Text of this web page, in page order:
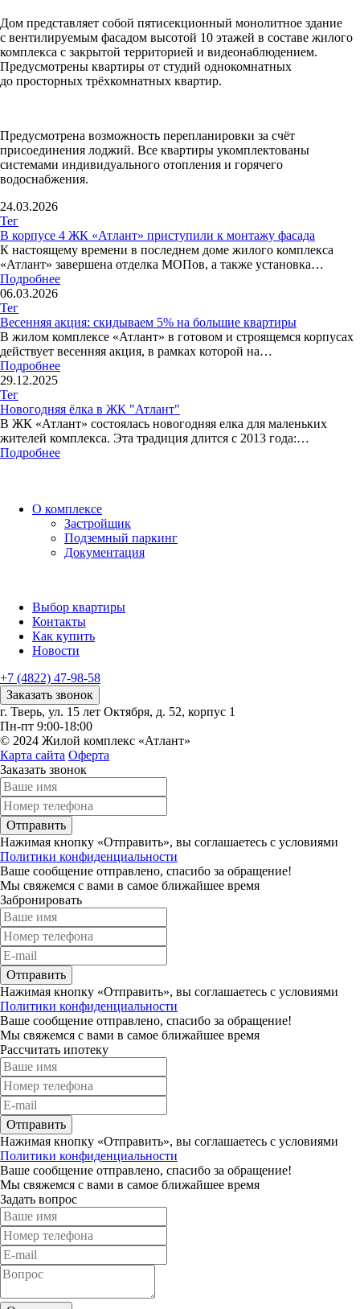
Дом представляет собой пятисекционный монолитное здание
с вентилируемым фасадом высотой 10 этажей в составе жилого
комплекса с закрытой территорией и видеонаблюдением.
Предусмотрены квартиры от студий однокомнатных
до просторных трёхкомнатных квартир.
Предусмотрена возможность перепланировки за счёт
присоединения лоджий. Все квартиры укомплектованы
системами индивидуального отопления и горячего
водоснабжения.
24.03.2026
Тег
В корпусе 4 ЖК «Атлант» приступили к монтажу фасада
К настоящему времени в последнем доме жилого комплекса
«Атлант» завершена отделка МОПов, а также установка…
Подробнее
06.03.2026
Тег
Весенняя акция: скидываем 5% на большие квартиры
В жилом комплексе «Атлант» в готовом и строящемся корпусах
действует весенняя акция, в рамках которой на…
Подробнее
29.12.2025
Тег
Новогодняя ёлка в ЖК "Атлант"
В ЖК «Атлант» состоялась новогодняя елка для маленьких
жителей комплекса. Эта традиция длится с 2013 года:…
Подробнее
О комплексе
Застройщик
Подземный паркинг
Документация
Выбор квартиры
Контакты
Как купить
Новости
+7 (4822) 47-98-58
Заказать звонок
г. Тверь, ул. 15 лет Октября, д. 52, корпус 1
Пн-пт 9:00-18:00
© 2024 Жилой комплекс «Атлант»
Карта сайта Оферта
Заказать звонок
Отправить
Нажимая кнопку «Отправить», вы соглашаетесь с условиями
Политики конфиденциальности
Ваше сообщение отправлено, спасибо за обращение!
Мы свяжемся с вами в самое ближайшее время
Забронировать
Отправить
Нажимая кнопку «Отправить», вы соглашаетесь с условиями
Политики конфиденциальности
Ваше сообщение отправлено, спасибо за обращение!
Мы свяжемся с вами в самое ближайшее время
Рассчитать ипотеку
Отправить
Нажимая кнопку «Отправить», вы соглашаетесь с условиями
Политики конфиденциальности
Ваше сообщение отправлено, спасибо за обращение!
Мы свяжемся с вами в самое ближайшее время
Задать вопрос